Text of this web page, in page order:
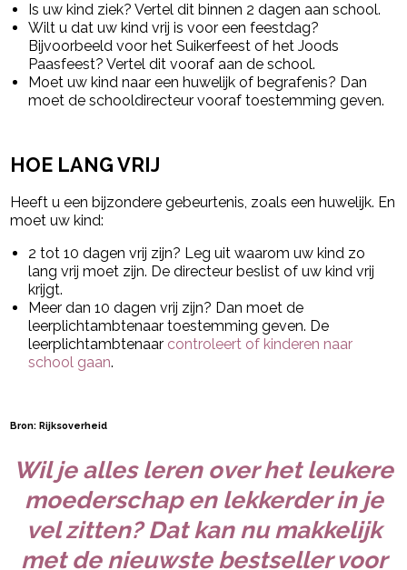
Is uw kind ziek? Vertel dit binnen 2 dagen aan school.
Wilt u dat uw kind vrij is voor een feestdag?
Bijvoorbeeld voor het Suikerfeest of het Joods
Paasfeest? Vertel dit vooraf aan de school.
Moet uw kind naar een huwelijk of begrafenis? Dan
moet de schooldirecteur vooraf toestemming geven.
HOE LANG VRIJ
Heeft u een bijzondere gebeurtenis, zoals een huwelijk. En
moet uw kind:
2 tot 10 dagen vrij zijn? Leg uit waarom uw kind zo
lang vrij moet zijn. De directeur beslist of uw kind vrij
krijgt.
Meer dan 10 dagen vrij zijn? Dan moet de
leerplichtambtenaar toestemming geven. De
leerplichtambtenaar controleert of kinderen naar
school gaan.
Bron: Rijksoverheid
Wil je alles leren over het leukere
moederschap en lekkerder in je
vel zitten? Dat kan nu makkelijk
met de nieuwste bestseller voor